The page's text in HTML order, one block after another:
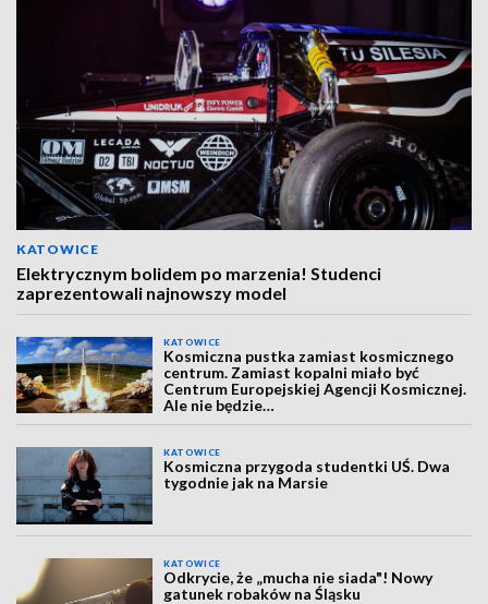
KATOWICE
Elektrycznym bolidem po marzenia! Studenci
zaprezentowali najnowszy model
KATOWICE
Kosmiczna pustka zamiast kosmicznego
centrum. Zamiast kopalni miało być
Centrum Europejskiej Agencji Kosmicznej.
Ale nie będzie…
KATOWICE
Kosmiczna przygoda studentki UŚ. Dwa
tygodnie jak na Marsie
KATOWICE
Odkrycie, że „mucha nie siada"! Nowy
gatunek robaków na Śląsku